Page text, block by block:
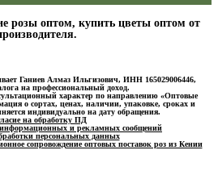
розы оптом, купить цветы оптом от
Ганиев Алмаз Ильгизович, ИНН 165029006446,
на профессиональный доход.
характер по направлению «Оптовые
о сортах, ценах, наличии, упаковке, сроках и
индивидуально на дату обращения.
на обработку ПД
информационных и рекламных сообщений
персональных данных
сопровождение оптовых поставок роз из Кении